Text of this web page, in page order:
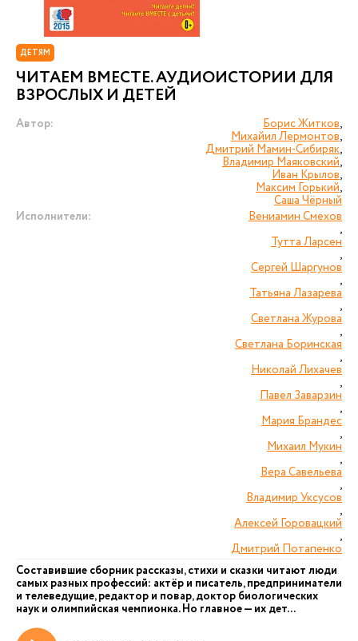
ДЕТЯМ
ЧИТАЕМ ВМЕСТЕ. АУДИОИСТОРИИ ДЛЯ
ВЗРОСЛЫХ И ДЕТЕЙ
Автор: Борис Житков,
Михайил Лермонтов,
Дмитрий Мамин-Сибиряк,
Владимир Маяковский,
Иван Крылов,
Максим Горький,
Саша Чёрный
Исполнители:
Вениамин Смехов
,
Тутта Ларсен
,
Сергей Шаргунов
,
Татьяна Лазарева
,
Светлана Журова
,
Светлана Боринская
,
Николай Лихачев
,
Павел Заварзин
,
Мария Брандес
,
Михаил Мукин
,
Вера Савельева
,
Владимир Уксусов
,
Алексей Горовацкий
,
Дмитрий Потапенко
Составившие сборник рассказы, стихи и сказки читают люди
самых разных профессий: актёр и писатель, предприниматели
и телеведущие, редактор и повар, доктор биологических
наук и олимпийская чемпионка. Но главное — их дет...